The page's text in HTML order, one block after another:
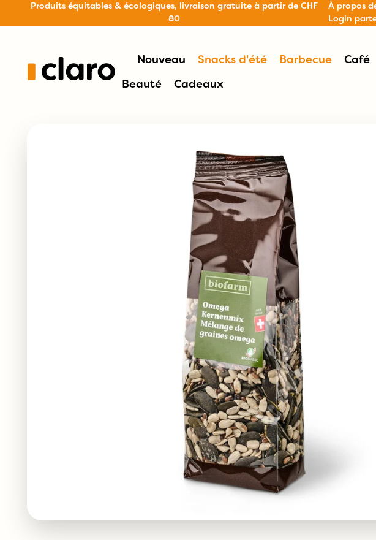
Produits équitables & écologiques, livraison gratuite à partir de CHF
80
À propos
Login
Nouveau Snacks d'été Barbecue Café
Beauté Cadeaux